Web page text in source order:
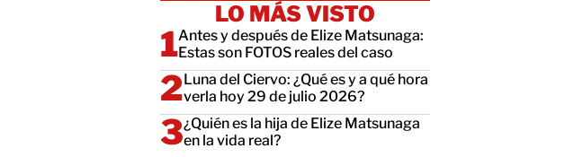
LO MÁS VISTO
Antes y después de Elize Matsunaga:
Estas son FOTOS reales del caso
Luna del Ciervo: ¿Qué es y a qué hora
verla hoy 29 de julio 2026?
¿Quién es la hija de Elize Matsunaga
en la vida real?